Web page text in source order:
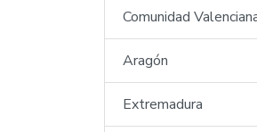
Comunidad
Aragón
Extremadura